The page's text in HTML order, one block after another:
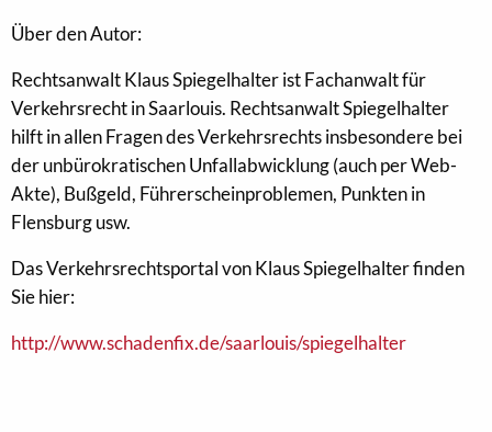
Über den Autor:
Rechtsanwalt Klaus Spiegelhalter ist Fachanwalt für
Verkehrsrecht in Saarlouis. Rechtsanwalt Spiegelhalter
hilft in allen Fragen des Verkehrsrechts insbesondere bei
der unbürokratischen Unfallabwicklung (auch per Web-
Akte), Bußgeld, Führerscheinproblemen, Punkten in
Flensburg usw.
Das Verkehrsrechtsportal von Klaus Spiegelhalter finden
Sie hier:
http://www.schadenfix.de/saarlouis/spiegelhalter